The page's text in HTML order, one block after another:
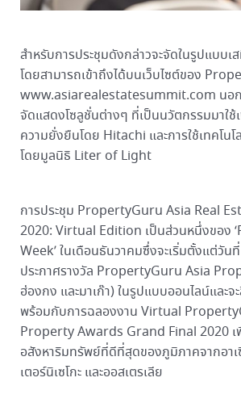
สำหรับการประชุมดังกล่าวจะจัดในรูปแบบ
โดยสามารถเข้าถึงได้บนเว็บไซต์ของ
www.asiarealestatesummit.com นอก
จัดแสดงโซลูชั่นต่างๆ ที่เป็นนวัตกรรมมาใช้
ความยั่งยืนโดย Hitachi และการใช้เทคโนโ
โดยมูลนิธิ Liter of Light
การประชุม PropertyGuru Asia Real
2020: Virtual Edition เป็นส่วนหนึ่งของ
Week’ ในเดือนธันวาคมซึ่งจะเริ่มตั้งแต่วัน
ประกาศรางวัล PropertyGuru Asia
ฮ่องกง และมาเก๊า) ในรูปแบบออนไลน์และ
พร้อมกับการฉลองงาน Virtual
Property Awards Grand Final 2020
อสังหาริมทรัพย์ที่ดีที่สุดของภูมิภาคจากอาเ
เตอร์นิเซโกะ และออสเตรเลีย